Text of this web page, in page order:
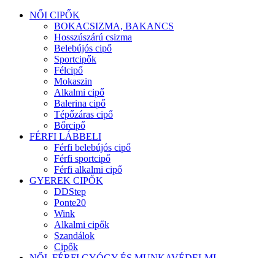
NŐI CIPŐK
BOKACSIZMA, BAKANCS
Hosszúszárú csizma
Belebújós cipő
Sportcipők
Félcipő
Mokaszin
Alkalmi cipő
Balerina cipő
Tépőzáras cipő
Bőrcipő
FÉRFI LÁBBELI
Férfi belebújós cipő
Férfi sportcipő
Férfi alkalmi cipő
GYEREK CIPŐK
DDStep
Ponte20
Wink
Alkalmi cipők
Szandálok
Cipők